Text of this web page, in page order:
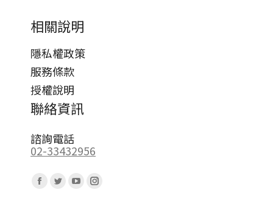
相關說明
隱私權政策
服務條款
授權說明
聯絡資訊
諮詢電話
02-33432956
Facebook
TwitterYouTubeInstagram